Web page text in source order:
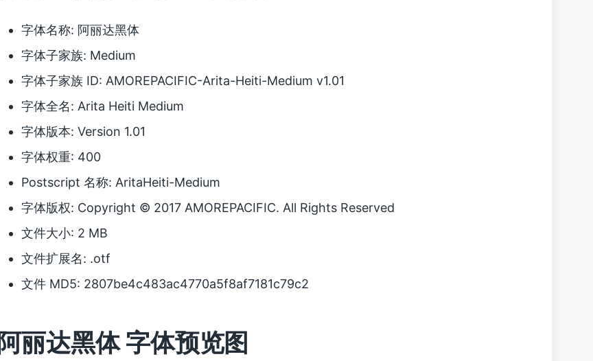
字体名称: 阿丽达黑体
字体子家族: Medium
字体子家族 ID: AMOREPACIFIC-Arita-Heiti-Medium v1.01
字体全名: Arita Heiti Medium
字体版本: Version 1.01
字体权重: 400
Postscript 名称: AritaHeiti-Medium
字体版权: Copyright © 2017 AMOREPACIFIC. All Rights Reserved
文件大小: 2 MB
文件扩展名: .otf
文件 MD5: 2807be4c483ac4770a5f8af7181c79c2
阿丽达黑体 字体预览图